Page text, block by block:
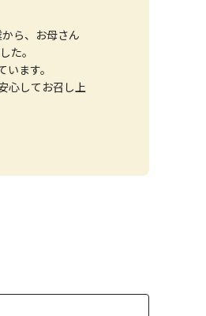
ら、お母さん
た。
ます。
心してお召し上